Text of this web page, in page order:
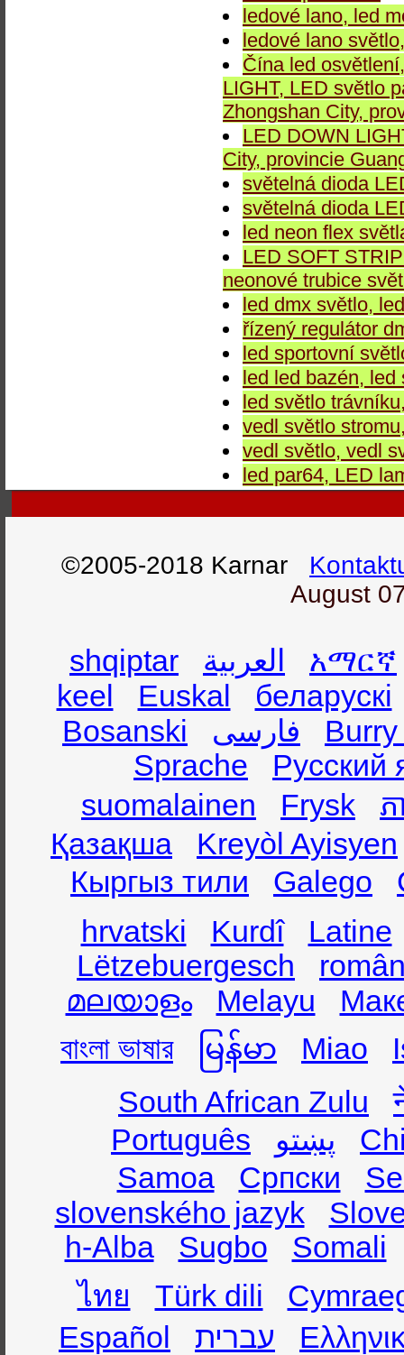
ledové lano, led
ledové lano
Čína led
LIGHT, LED světlo
Zhongshan City,
LED DOWN
City, provincie
světelná dioda
světelná dioda
led neon flex
LED SOFT
neonové trubice
led dmx světlo,
řízený regulátor
led sportovní
led led bazén, led
led světlo
vedl světlo
vedl světlo, vedl
led par64, LED
©2005-2018 Karnar
August
shqiptar العربية
አማርኛ
keel
Euskal
беларускі
Bosanski
فارسی
Sprache
Русский
suomalainen
Frysk
ភ
Қазақша
Kreyòl Ayisyen
Кыргыз тили
Galego
hrvatski
Kurdî
Latine
Lëtzebuergesch
മലയാളം
Melayu
বাংলা ভাষার
မြန်မာ Miao
South African Zulu
Português
پښتو
Samoa
Српски
slovenského jazyk
h-Alba
Sugbo
Somali
ไทย
Türk dili
Español
עברית